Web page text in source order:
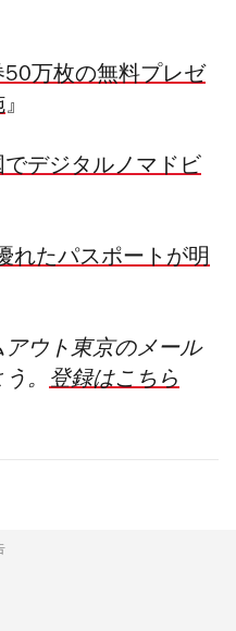
万枚の無料プレゼ
』
デジタルノマドビ
れたパスポートが明
ウト東京のメール
。 登録はこちら